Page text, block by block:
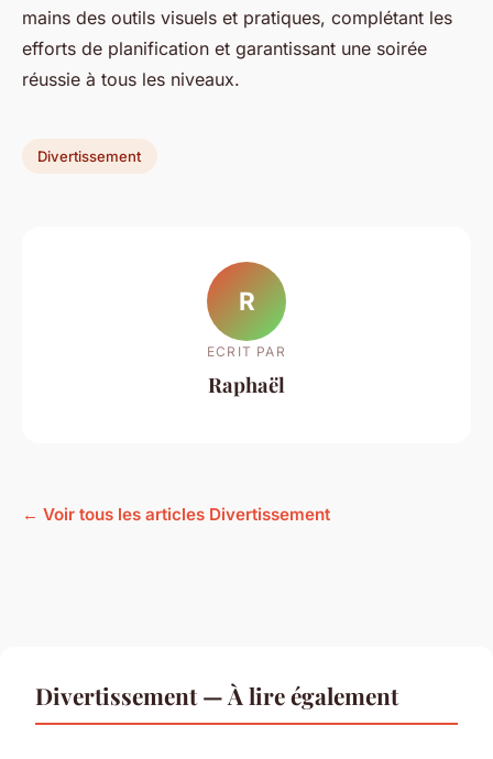
mains des outils visuels et pratiques, complétant les
efforts de planification et garantissant une soirée
réussie à tous les niveaux.
Divertissement
R
ECRIT PAR
Raphaël
← Voir tous les articles Divertissement
Divertissement — À lire également